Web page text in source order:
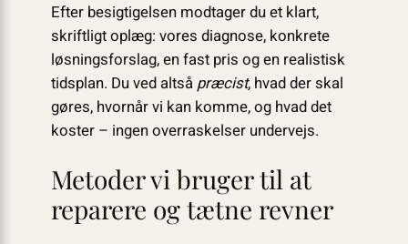
Efter besigtigelsen modtager du et klart,
skriftligt oplæg: vores diagnose, konkrete
løsningsforslag, en fast pris og en realistisk
tidsplan. Du ved altsåpræcist, hvad der skal
gøres, hvornår vi kan komme, og hvad det
koster – ingen overraskelser undervejs.
Metoder vi bruger til at
reparere og tætne revner